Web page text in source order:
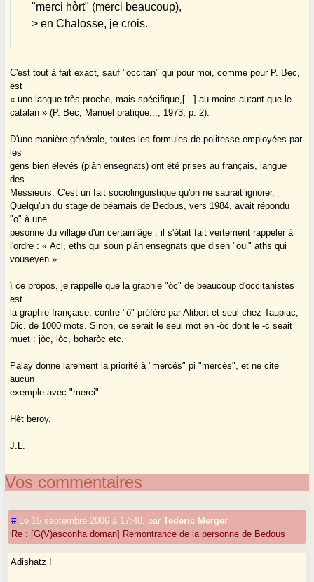
"merci hòrt" (merci beaucoup),
> en Chalosse, je crois.
C'est tout à fait exact, sauf "occitan" qui pour moi, comme pour P. Bec,
est
« une langue très proche, mais spécifique,[...] au moins autant que le
catalan » (P. Bec, Manuel pratique..., 1973, p. 2).
D'une manière générale, toutes les formules de politesse employées par
les
gens bien élevés (plân ensegnats) ont été prises au français, langue
des
Messieurs. C'est un fait sociolinguistique qu'on ne saurait ignorer.
Quelqu'un du stage de béarnais de Bedous, vers 1984, avait répondu
"o" à une
pesonne du village d'un certain âge : il s'était fait vertement rappeler à
l'ordre : « Aci, eths qui soun plân ensegnats que disën "oui" aths qui
vouseyen ».
ì ce propos, je rappelle que la graphie "òc" de beaucoup d'occitanistes
est
la graphie française, contre "ò" préféré par Alibert et seul chez Taupiac,
Dic. de 1000 mots. Sinon, ce serait le seul mot en -òc dont le -c seait
muet : jòc, lòc, boharòc etc.
Palay donne larement la priorité à "mercés" pi "mercès", et ne cite
aucun
exemple avec "merci"
Hèt beroy.
J.L.
Vos commentaires
# Le 15 septembre 2006 à 17:48 parTederic Merger
Re : [G(V)asconha doman] Remontrance de la personne de Bedous
Adishatz !